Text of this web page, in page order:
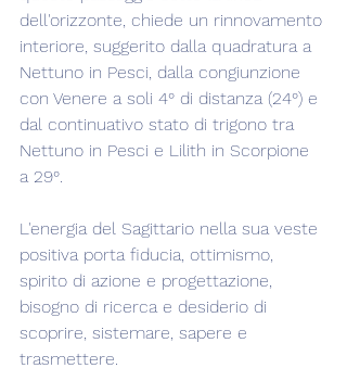
dell'orizzonte, chiede un rinnovamento
interiore, suggerito dalla quadratura a
Nettuno in Pesci, dalla congiunzione
con Venere a soli 4° di distanza (24°) e
dal continuativo stato di trigono tra
Nettuno in Pesci e Lilith in Scorpione
a 29°.
L'energia del Sagittario nella sua veste
positiva porta fiducia, ottimismo,
spirito di azione e progettazione,
bisogno di ricerca e desiderio di
scoprire, sistemare, sapere e
trasmettere.